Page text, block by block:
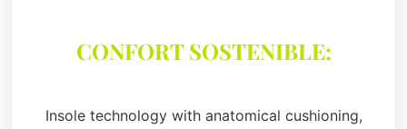
CONFORT SOSTENIBLE:
Insole technology with anatomical cushioning,